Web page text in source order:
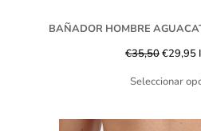
BAÑADOR HOMBRE
€35,50€29,95
Seleccionar